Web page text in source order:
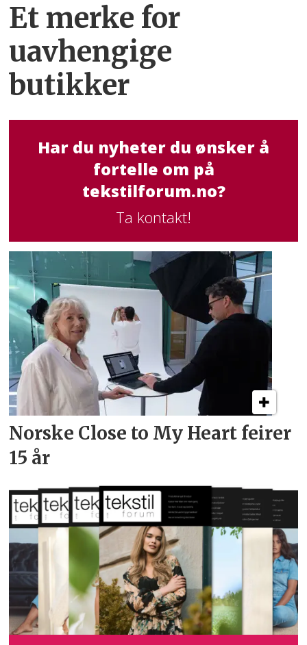
Et merke for
uavhengige
butikker
Har du nyheter du ønsker å
fortelle om på
tekstilforum.no?
Ta kontakt!
Norske Close to My Heart feirer
15 år